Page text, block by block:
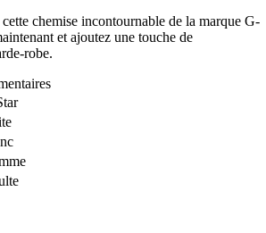
cette chemise incontournable de la marque G-
et ajoutez une touche de
robe.